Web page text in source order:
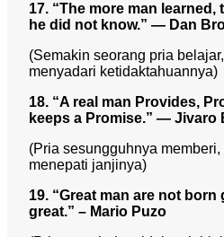
17. “The more man learned,
he did not know.” — Dan
(Semakin seorang pria
menyadari ketidaktahuannya)
18. “A real man Provides,
keeps a Promise.” — Jivaro
(Pria sesungguhnya
menepati janjinya)
19. “Great man are not born
great.” – Mario Puzo